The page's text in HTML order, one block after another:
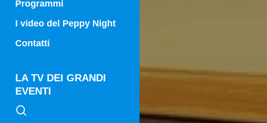
Programmi
Campania Sport
I video del Peppy Night
Contatti
LA TV DEI GRANDI
EVENTI